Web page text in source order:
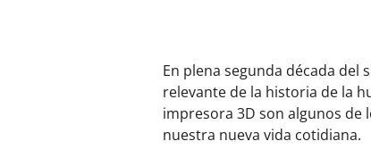
En plena segunda década del
relevante de la historia de la
impresora 3D son algunos de
nuestra nueva vida cotidiana.